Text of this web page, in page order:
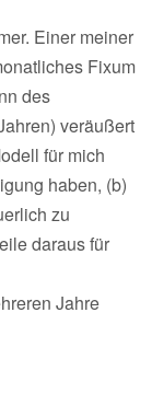
Einer meiner
Fixum
des
veräußert
für mich
haben, (b)
zu
daraus für
Jahre